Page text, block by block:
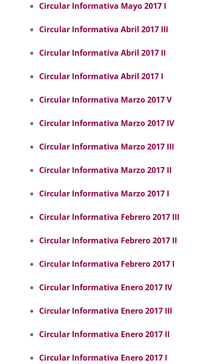
Circular Informativa Mayo 2017 I
Circular Informativa Abril 2017 III
Circular Informativa Abril 2017 II
Circular Informativa Abril 2017 I
Circular Informativa Marzo 2017 V
Circular Informativa Marzo 2017 IV
Circular Informativa Marzo 2017 III
Circular Informativa Marzo 2017 II
Circular Informativa Marzo 2017 I
Circular Informativa Febrero 2017 III
Circular Informativa Febrero 2017 II
Circular Informativa Febrero 2017 I
Circular Informativa Enero 2017 IV
Circular Informativa Enero 2017 III
Circular Informativa Enero 2017 II
Circular Informativa Enero 2017 I